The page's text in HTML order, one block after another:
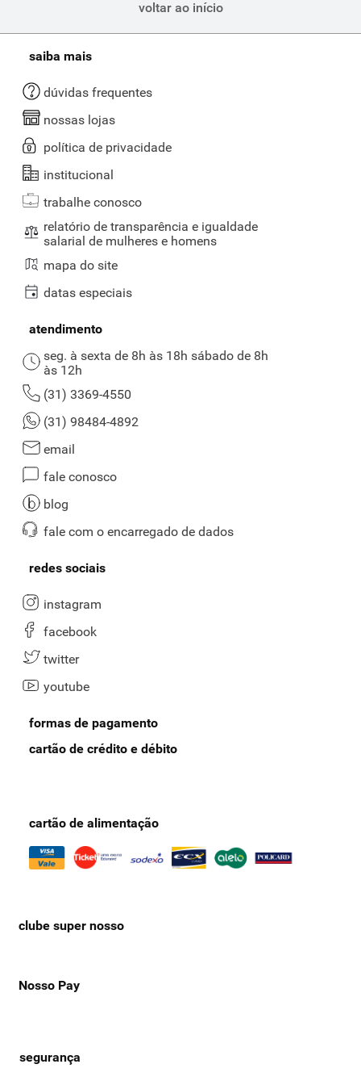
No Supernosso, você encontra diversas opções de desodorantes,
voltar ao início
saiba mais
dúvidas frequentes
nossas lojas
política de privacidade
institucional
trabalhe conosco
relatório de transparência e igualdade
salarial de mulheres e homens
mapa do site
datas especiais
atendimento
seg. à sexta de 8h às 18h sábado de 8h
às 12h
(31) 3369-4550
(31) 98484-4892
email
fale conosco
blog
fale com o encarregado de dados
redes sociais
instagram
facebook
twitter
youtube
formas de pagamento
cartão de crédito e débito
cartão de alimentação
clube super nosso
Nosso Pay